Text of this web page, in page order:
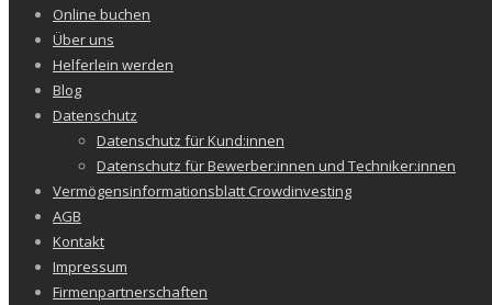
Online buchen
Über uns
Helferlein werden
Blog
Datenschutz
Datenschutz für Kund:innen
Datenschutz für Bewerber:innen und Techniker:innen
Vermögensinformationsblatt Crowdinvesting
AGB
Kontakt
Impressum
Firmenpartnerschaften